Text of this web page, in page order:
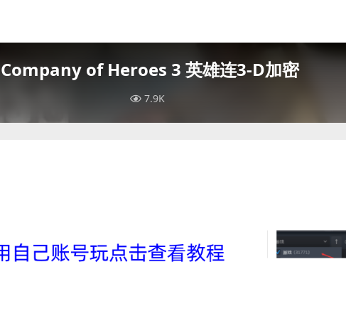
Company of Heroes 3 英雄连3-D加密
7.9K